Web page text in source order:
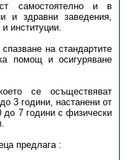
самостоятелно и в
и здравни заведения,
институции.
на стандартите
помощ и осигуряване
се осъществяват
3 години, настанени от
до 7 години с физически
предлага :